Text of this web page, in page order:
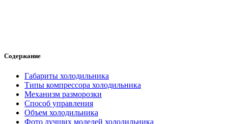
Содержание
Габариты холодильника
Типы компрессора холодильника
Механизм разморозки
Способ управления
Объем холодильника
Фото лучших моделей холодильника